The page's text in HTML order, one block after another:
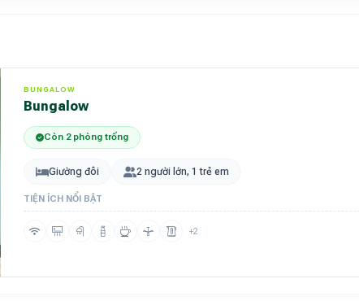
BUNGALOW
bungalow
Còn 2 phòng trống
Giường đôi 2 người lớn, 1 trẻ em
TIỆN ÍCH NỔI BẬT
+2